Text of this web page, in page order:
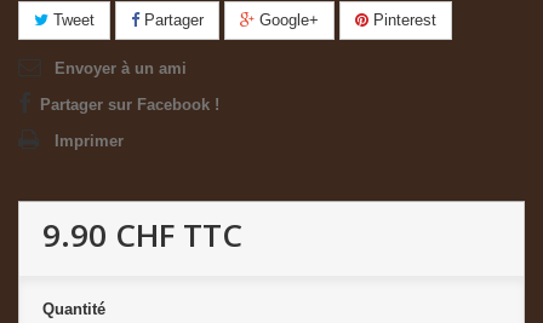
Tweet Partager Google+ Pinterest
Envoyer à un ami
Partager sur Facebook !
Imprimer
9.90 CHF TTC
Quantité